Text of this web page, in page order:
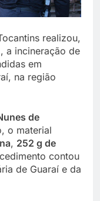
realizou,
a incineração de
em
na região
de
o material
, 252 g de
contou
de Guaraí e da